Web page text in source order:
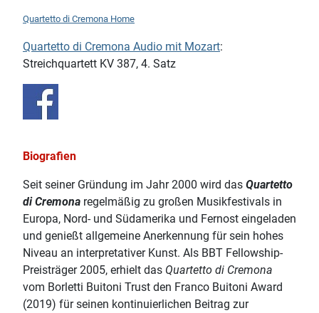
Quartetto di Cremona Home
Quartetto di Cremona Audio mit Mozart:
Streichquartett KV 387, 4. Satz
Biografien
Seit seiner Gründung im Jahr 2000 wird das Quartetto
di Cremona regelmäßig zu großen Musikfestivals in
Europa, Nord- und Südamerika und Fernost eingeladen
und genießt allgemeine Anerkennung für sein hohes
Niveau an interpretativer Kunst. Als BBT Fellowship-
Preisträger 2005, erhielt das Quartetto di Cremona
vom Borletti Buitoni Trust den Franco Buitoni Award
(2019) für seinen kontinuierlichen Beitrag zur